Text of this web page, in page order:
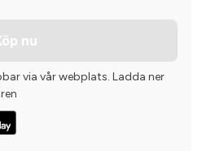
nu
via vår webplats. Ladda ner